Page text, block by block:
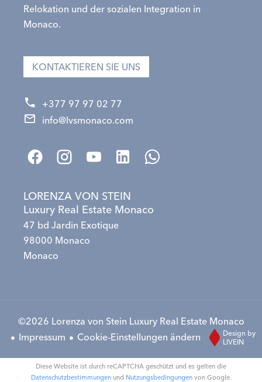
Relokation und der sozialen Integration in
Monaco.
KONTAKTIEREN SIE UNS
+377 97 97 02 77
info@lvsmonaco.com
LORENZA VON STEIN
Luxury Real Estate Monaco
47 bd Jardin Exotique
98000 Monaco
Monaco
©2026 Lorenza von Stein Luxury Real Estate Monaco
Impressum
Cookie-Einstellungen ändern
Design by
LIVEIN
Diese Website ist durch reCAPTCHA geschützt und es gelten die
Datenschutzbestimmungenund Nutzungsbedingungenvon Google.